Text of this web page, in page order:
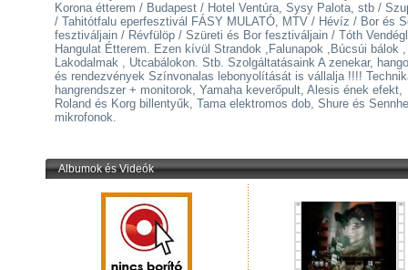
Korona étterem / Budapest / Hotel Ventúra, Sysy Palota, stb /
/ Tahitótfalu eperfesztivál FÁSY MULATÓ, MTV / Hévíz / Bor és
fesztiváljain / Révfülöp / Szüreti és Bor fesztiváljain / Tóth
Hangulat Étterem. Ezen kívül Strandok ,Falunapok ,Búcsúi bálok ,
Lakodalmak , Utcabálokon. Stb. Szolgáltatásaink A zenekar,
és rendezvények Színvonalas lebonyolítását is vállalja !!!!
hangrendszer + monitorok, Yamaha keverőpult, Alesis ének efekt,
Roland és Korg billentyűk, Tama elektromos dob, Shure és
mikrofonok.
Albumok és Videók